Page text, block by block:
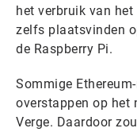
het verbruik van
zelfs plaatsvinden
de Raspberry Pi.
Sommige
overstappen op het
Verge. Daardoor